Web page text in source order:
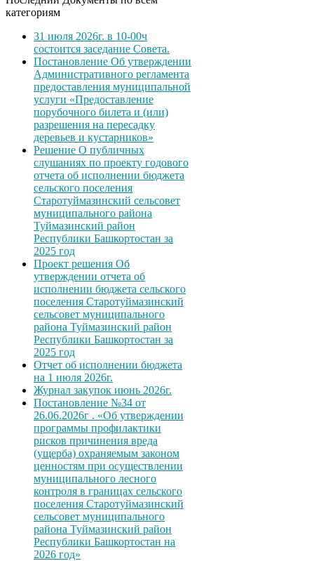
категориям
31 июля 2026г. в 10-00ч
состоится заседание Совета.
Постановление Об утверждении
Административного регламента
предоставления муниципальной
услуги «Предоставление
порубочного билета и (или)
разрешения на пересадку
деревьев и кустарников»
Решение О публичных
слушаниях по проекту годового
отчета об исполнении бюджета
сельского поселения
Старотуймазинский сельсовет
муниципального района
Туймазинский район
Республики Башкортостан за
2025 год
Проект решения Об
утверждении отчета об
исполнении бюджета сельского
поселения Старотуймазинский
сельсовет муниципального
района Туймазинский район
Республики Башкортостан за
2025 год
Отчет об исполнении бюджета
на 1 июля 2026г.
Журнал закупок июнь 2026г.
Постановление №34 от
26.06.2026г . «Об утверждении
программы профилактики
рисков причинения вреда
(ущерба) охраняемым законом
ценностям при осуществлении
муниципального лесного
контроля в границах сельского
поселения Старотуймазинский
сельсовет муниципального
района Туймазинский район
Республики Башкортостан на
2026 год»